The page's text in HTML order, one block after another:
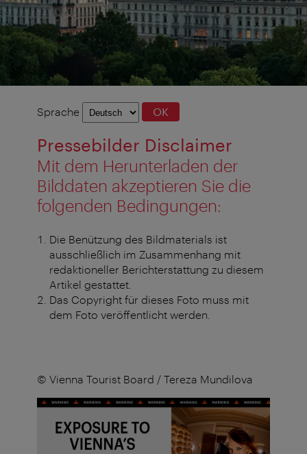
Sprachauswahl
Sprache OK
Pressebilder Disclaimer
Mit dem Herunterladen der
Bilddaten akzeptieren Sie die
folgenden Bedingungen:
Die Benützung des Bildmaterials ist
ausschließlich im Zusammenhang mit
redaktioneller Berichterstattung zu diesem
Artikel gestattet.
Das Copyright für dieses Foto muss mit
dem Foto veröffentlicht werden.
© Vienna Tourist Board / Tereza Mundilova